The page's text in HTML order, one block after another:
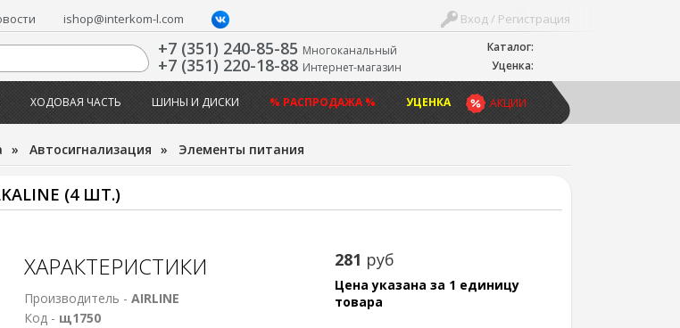
Каталог:
Уценка:
Вход / Регистрация
ishop@interkom-l.com
+7 (351) 240-85-85 Многоканальный
+7 (351) 220-18-88 Интернет-магазин
АКЦИИ
ХОДОВАЯ ЧАСТЬ ШИНЫ И ДИСКИ % РАСПРОДАЖА % УЦЕНКА
» Автосигнализация » Элементы питания
(4 ШТ.)
281 руб
Цена указана за 1 единицу
товара
ХАРАКТЕРИСТИКИ
Производитель - AIRLINE
Код - щ1750